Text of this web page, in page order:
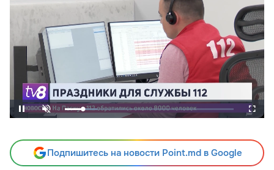
Подпишитесь на новости Point.md в Google